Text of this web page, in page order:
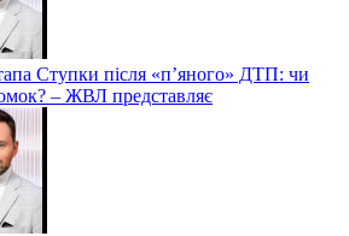
Ступки після «п’яного» ДТП: чи
– ЖВЛ представляє